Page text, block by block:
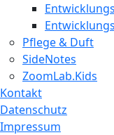
Pflege & Duft
SideNotes
ZoomLab.Kids
Kontakt
Datenschutz
Impressum